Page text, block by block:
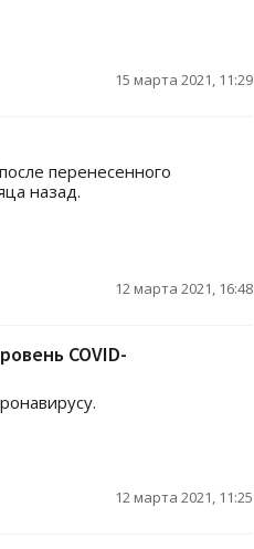
15 марта 2021, 11:29
перенесенного
назад.
12 марта 2021, 16:48
COVID-
12 марта 2021, 11:25